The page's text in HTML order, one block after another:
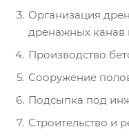
Организация
дренажных канав
Производство
Сооружение
Подсыпка под
Строительство и